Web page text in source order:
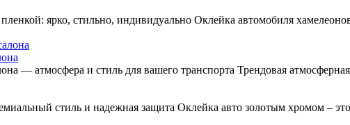
ярко, стильно, индивидуально Оклейка автомобиля
— атмосфера и стиль для вашего транспорта Трендовая
стиль и надежная защита Оклейка авто золотым хромом –